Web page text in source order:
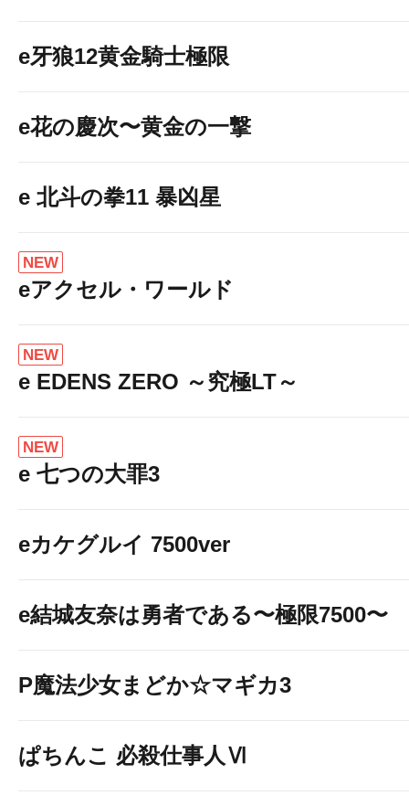
e牙狼12黄金騎士極限
e花の慶次〜黄金の一撃
e 北斗の拳11 暴凶星
NEW
eアクセル・ワールド
NEW
e EDENS ZERO ～究極LT～
NEW
e 七つの大罪3
eカケグルイ 7500ver
e結城友奈は勇者である〜極限7500〜
P魔法少女まどか☆マギカ3
ぱちんこ 必殺仕事人Ⅵ